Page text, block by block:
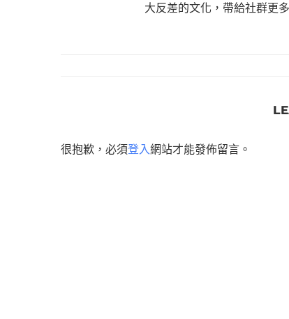
大反差的文化，帶給社群更
很抱歉，必須登入網站才能發佈留言。